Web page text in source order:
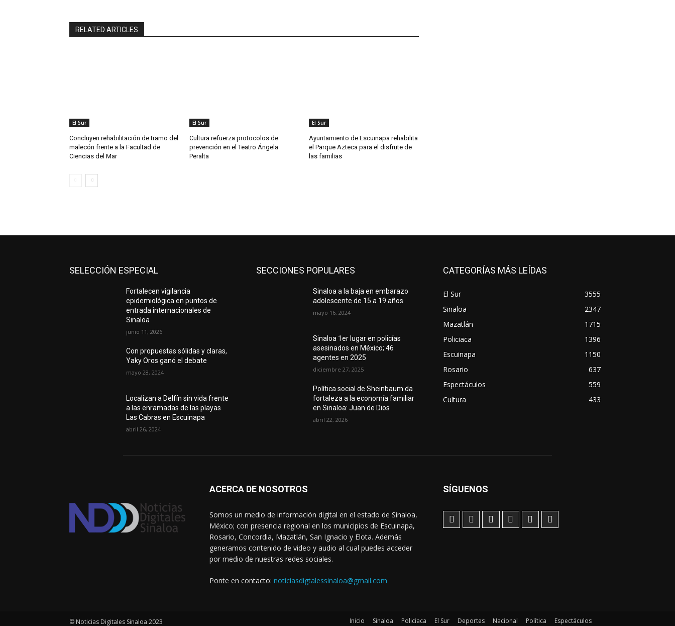
RELATED ARTICLES
El Sur
Concluyen rehabilitación de tramo del
malecón frente a la Facultad de
Ciencias del Mar
El Sur
Cultura refuerza protocolos de
prevención en el Teatro Ángela
Peralta
El Sur
Ayuntamiento de Escuinapa rehabilita
el Parque Azteca para el disfrute de
las familias
SELECCIÓN ESPECIAL
Fortalecen vigilancia
epidemiológica en puntos de
entrada internacionales de
Sinaloa
junio 11, 2026
Con propuestas sólidas y claras,
Yaky Oros ganó el debate
mayo 28, 2024
Localizan a Delfín sin vida frente
a las enramadas de las playas
Las Cabras en Escuinapa
abril 26, 2024
SECCIONES POPULARES
Sinaloa a la baja en embarazo
adolescente de 15 a 19 años
mayo 16, 2024
Sinaloa 1er lugar en policías
asesinados en México; 46
agentes en 2025
diciembre 27, 2025
Política social de Sheinbaum da
fortaleza a la economía familiar
en Sinaloa: Juan de Dios
abril 22, 2026
CATEGORÍAS MÁS LEÍDAS
El Sur
3555
Sinaloa
2347
Mazatlán
1715
Policiaca
1396
Escuinapa
1150
Rosario
637
Espectáculos
559
Cultura
433
ACERCA DE NOSOTROS
Somos un medio de información digital en el estado de Sinaloa,
México; con presencia regional en los municipios de Escuinapa,
Rosario, Concordia, Mazatlán, San Ignacio y Elota. Además
generamos contenido de video y audio al cual puedes acceder
por medio de nuestras redes sociales.
Ponte en contacto: noticiasdigtalessinaloa@gmail.com
SÍGUENOS
© Noticias Digitales Sinaloa 2023 Inicio Sinaloa Policiaca El Sur Deportes Nacional Política Espectáculos